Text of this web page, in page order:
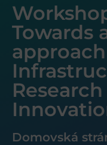
Towards
Domovská